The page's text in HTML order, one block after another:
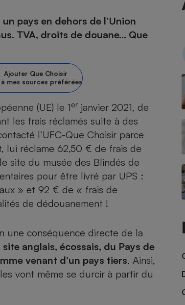
pays en dehors de l’Union
TVA, droits de douane… Que
Ajouter Que Choisir
à mes sources préférées
(UE) le 1er janvier 2021, de
les frais réclamés suite à des
l’UFC-Que Choisir parce
lui réclame 62,50 € de frais de
site du musée des Blindés de
pour être livré par UPS :
» et 92 € de « frais de
de dédouanement !
une conséquence directe de la
anglais, écossais, du Pays de
venant d’un pays tiers. Ainsi,
vont même se durcir à partir du
Circuits courts et
locale
Foie gras
Banque en ligne
linge
Panneaux
photovoltaïques
haute
devis d’opticiens
santé
funèbres
- Produit
pour bébé